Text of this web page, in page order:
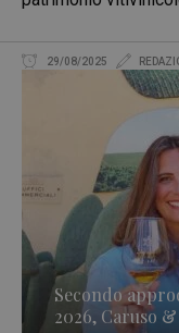
29/08/2025
Secondo
2026, Caruso